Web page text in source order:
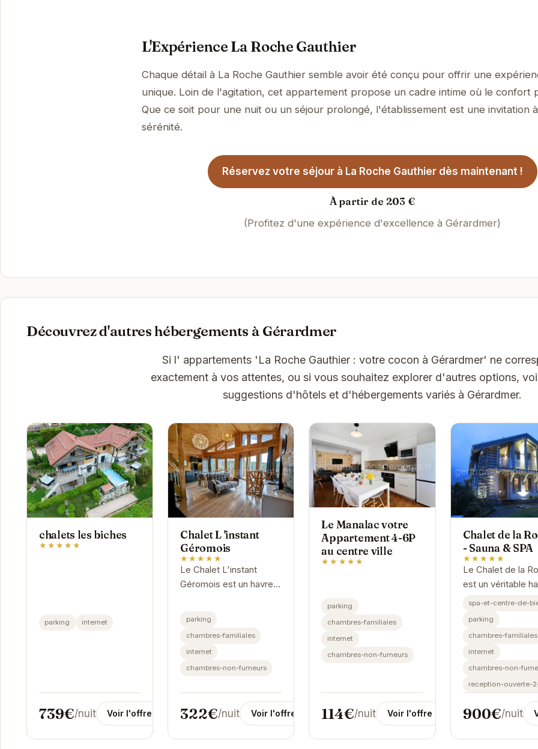
L'Expérience La Roche Gauthier
Chaque détail à La Roche Gauthier semble avoir été conçu pour offrir une
unique. Loin de l'agitation, cet appartement propose un cadre intime où le confort
Que ce soit pour une nuit ou un séjour prolongé, l'établissement est une invitation
sérénité.
Réservez votre séjour à La Roche Gauthier dès maintenant !
À partir de 203 €
(Profitez d'une expérience d'excellence à Gérardmer)
Découvrez d'autres hébergements à Gérardmer
Si l' appartements 'La Roche Gauthier : votre cocon à Gérardmer' ne
exactement à vos attentes, ou si vous souhaitez explorer d'autres options,
suggestions d'hôtels et d'hébergements variés à Gérardmer.
chalets les biches
★★★★★
parking internet
739€/nuit Voir l'offre
Chalet L 'instant
Géromois
★★★★★
Le Chalet L'instant
Géromois est un havre
aux activités de plein...
parking
chambres-familiales
internet
chambres-non-fumeurs
322€/nuit Voir l'offre
Le Manalac votre
Appartement 4-6P
au centre ville
★★★★★
parking
chambres-familiales
internet
chambres-non-fumeurs
114€/nuit Voir l'offre
Chalet de la
- Sauna & SPA
★★★★★
Le Chalet de la
est un véritable
paix niché au
expérience...
spa-et-centre-de-
parking
chambres-familiales
internet
chambres-non-
reception-ouverte-
900€/nuit